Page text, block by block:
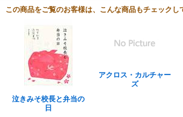
この商品をご覧のお客様は、こんな商品もチェックし
泣きみそ校長と弁当の
日
アクロス・カルチャー
ズ